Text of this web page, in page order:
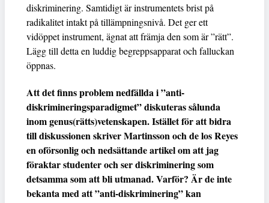
diskriminering. Samtidigt är instrumentets brist på
radikalitet intakt på tillämpningsnivå. Det ger ett
vidöppet instrument, ägnat att främja den som är ”rätt”.
Lägg till detta en luddig begreppsapparat och falluckan
öppnas.
Att det finns problem nedfällda i ”anti-
diskrimineringsparadigmet” diskuteras sålunda
inom genus(rätts)vetenskapen. Istället för att bidra
till diskussionen skriver Martinsson och de los Reyes
en oförsonlig och nedsättande artikel om att jag
föraktar studenter och ser diskriminering som
detsamma som att bli utmanad. Varför? Är de inte
bekanta med att ”anti-diskriminering” kan